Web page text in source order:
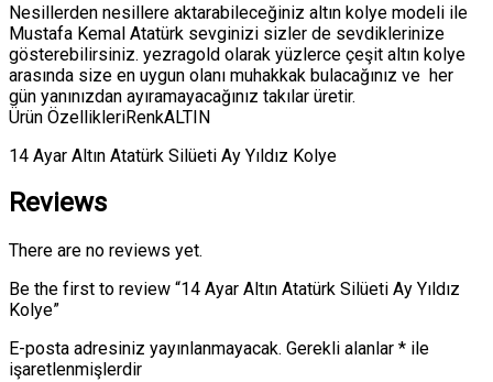
Nesillerden nesillere aktarabileceğiniz altın kolye modeli ile
Mustafa Kemal Atatürk sevginizi sizler de sevdiklerinize
gösterebilirsiniz. yezragold olarak yüzlerce çeşit altın kolye
arasında size en uygun olanı muhakkak bulacağınız ve her
gün yanınızdan ayıramayacağınız takılar üretir.
Ürün ÖzellikleriRenkALTIN
14 Ayar Altın Atatürk Silüeti Ay Yıldız Kolye
Reviews
There are no reviews yet.
Be the first to review “14 Ayar Altın Atatürk Silüeti Ay Yıldız
Kolye”
E-posta adresiniz yayınlanmayacak. Gerekli alanlar * ile
işaretlenmişlerdir